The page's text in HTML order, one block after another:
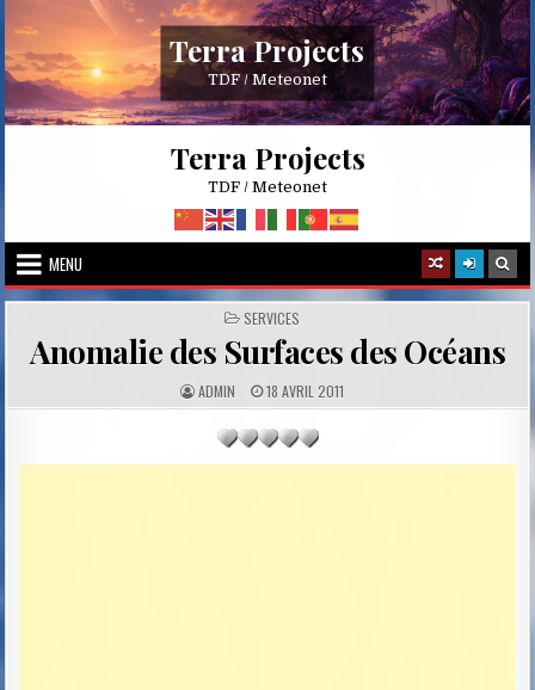
content
Terra Projects
TDF / Meteonet
Terra Projects
TDF / Meteonet
MENU
POSTED
IN
SERVICES
Anomalie des Surfaces des Océans
A
U
R
ADMIN P
U
L
I
S
18 AVRIL 2011